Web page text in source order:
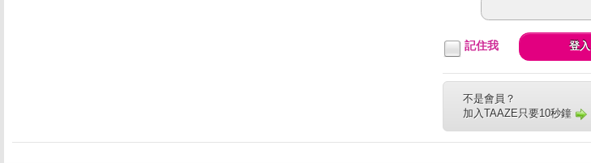
記住我 登入
不是會員？
加入TAAZE只要10秒鐘